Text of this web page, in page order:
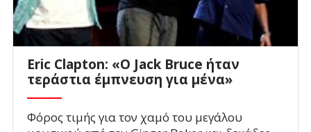
Eric Clapton: «Ο Jack Bruce ήταν
τεράστια έμπνευση για μένα»
Φόρος τιμής για τον χαμό του μεγάλου